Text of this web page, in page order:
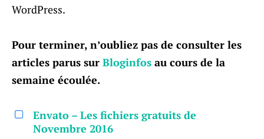
WordPress.
Pour terminer, n’oubliez pas de consulter les
articles parus sur Bloginfos au cours de la
semaine écoulée.
Envato – Les fichiers gratuits de
Novembre 2016